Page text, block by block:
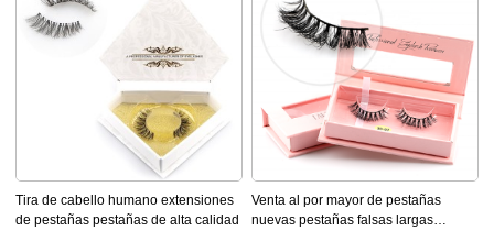
Tira de cabello humano extensiones
de pestañas pestañas de alta calidad
Venta al por mayor de pestañas
nuevas pestañas falsas largas